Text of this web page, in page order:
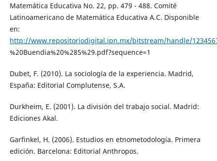
Matemática Educativa No. 22, pp. 479 - 488. Comité
Latinoamericano de Matemática Educativa A.C. Disponible
en:
http://www.repositoriodigital.ipn.mx/bitstream/handle/
%20Buendia%20%285%29.pdf?sequence=1
Dubet, F. (2010). La sociología de la experiencia. Madrid,
España: Editorial Complutense, S.A.
Durkheim, E. (2001). La división del trabajo social. Madrid:
Ediciones Akal.
Garfinkel, H. (2006). Estudios en etnometodología. Primera
edición. Barcelona: Editorial Anthropos.